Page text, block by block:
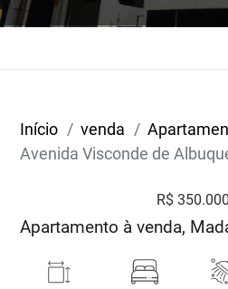
Início venda
Avenida Visconde de
R$
Apartamento à venda,